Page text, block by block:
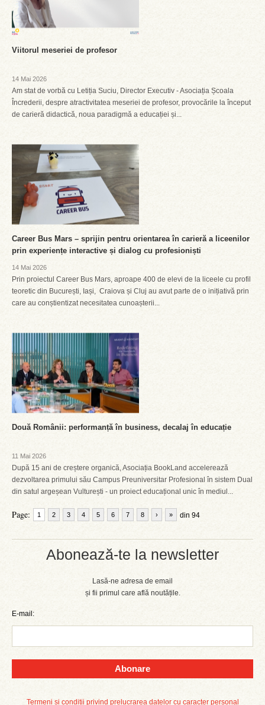
Abonează-te la newsletter
Lasă-ne adresa de email
și fii primul care află noutățile.
E-mail:
Abonare
Termeni și condiții privind prelucrarea datelor cu caracter personal
Viitorul meseriei de profesor
14 Mai 2026
Am stat de vorbă cu Letiția Suciu, Director Executiv - Asociația Școala
Încrederii, despre atractivitatea meseriei de profesor, provocările la început
de carieră didactică, noua paradigmă a educației și...
Career Bus Mars – sprijin pentru orientarea în carieră a liceenilor
prin experiențe interactive și dialog cu profesioniști
14 Mai 2026
Prin proiectul Career Bus Mars, aproape 400 de elevi de la liceele cu profil
teoretic din București, Iași, Craiova și Cluj au avut parte de o inițiativă prin
care au conștientizat necesitatea cunoașterii...
Două Românii: performanță în business, decalaj în educație
11 Mai 2026
După 15 ani de creștere organică, Asociația BookLand accelerează
dezvoltarea primului său Campus Preuniversitar Profesional în sistem Dual
din satul argeșean Vulturești - un proiect educațional unic în mediul...
Page: 1 2 3 4 5 6 7 8 din 94
› »